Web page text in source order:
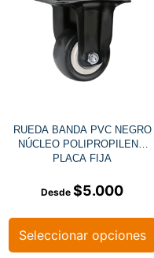
RUEDA BANDA PVC NEGRO
NÚCLEO POLIPROPILENO
PLACA FIJA
$5.000
Seleccionar opciones